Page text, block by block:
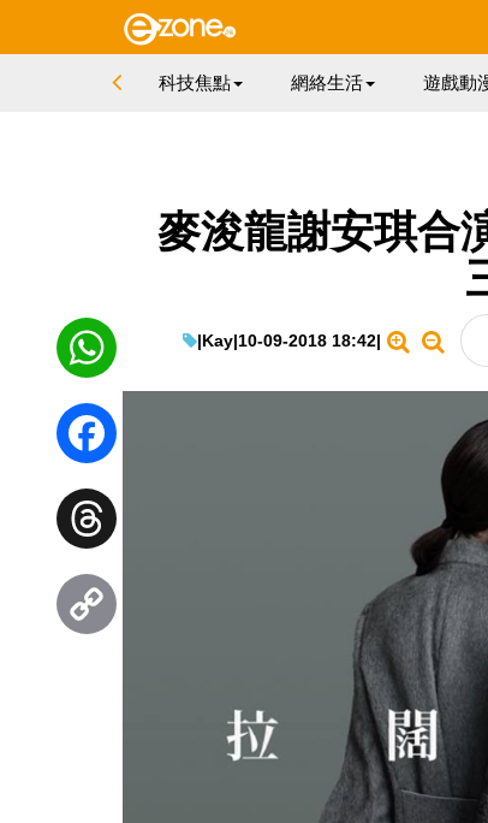
科技焦點 網絡生活 遊戲動
麥浚龍謝安琪合
|Kay|10-09-2018 18:42|
WhatsApp
Facebook
Threads